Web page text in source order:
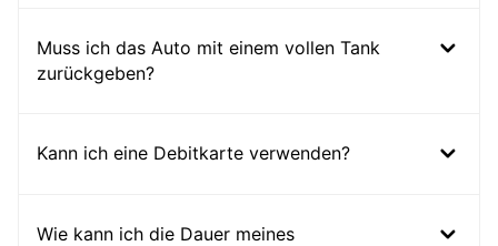
Muss ich das Auto mit einem vollen Tank
zurückgeben?
Kann ich eine Debitkarte verwenden?
Wie kann ich die Dauer meines